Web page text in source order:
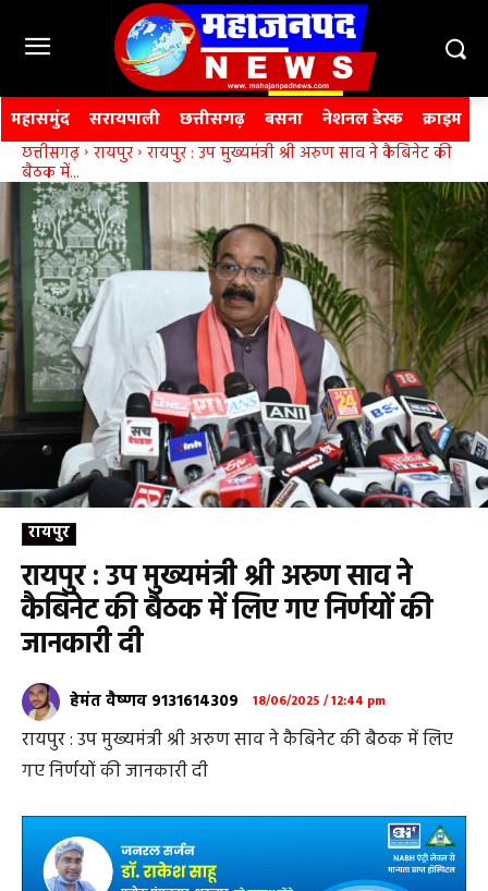
महासमुंद सरायपाली छत्तीसगढ़ बसना नेशनल डेस्क क्राइम
छत्तीसगढ़ रायपुर रायपुर : उप मुख्यमंत्री श्री अरुण साव ने कैबिनेट की
बैठक में...
रायपुर
रायपुर : उप मुख्यमंत्री श्री अरुण साव ने
कैबिनेट की बैठक में लिए गए निर्णयों की
जानकारी दी
हेमंत वैष्णव 9131614309 18/06/2025 / 12:44 pm
रायपुर : उप मुख्यमंत्री श्री अरुण साव ने कैबिनेट की बैठक में लिए
गए निर्णयों की जानकारी दी